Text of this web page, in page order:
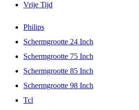
Vrije Tijd
Philips
Schermgrootte 24 Inch
Schermgrootte 75 Inch
Schermgrootte 85 Inch
Schermgrootte 98 Inch
Tcl